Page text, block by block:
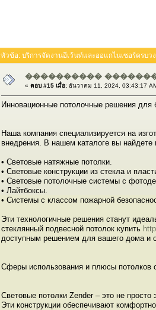
หัวข้อ: บริการจัดงานอีเว้นท์และออแกไนเซอร์ครบ
����������
« ตอบ #15 เมื่อ: ธันวาคม 11, 2024, 03:43:17
Инновационные потолочные решения для
Наша компания специализируется на
внедрения. В нашем каталоге вы найдете
• Световые натяжные потолки.
• Световые конструкции из стекла и
• Световые потолочные системы с
• Лайтбоксы.
• Системы с классом пожарной
Эти технологичные решения станут
стеклянный подвесной потолок купить
доступным решением для вашего дома и
Сферы использования и плюсы потолков
Световые потолки Zender – это не
Эти конструкции обеспечивают